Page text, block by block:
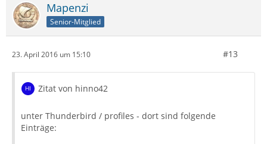
Mapenzi
Senior-Mitglied
23. April 2016 um 15:10 #13
Zitat von hinno42
unter Thunderbird / profiles - dort sind folgende
Einträge: